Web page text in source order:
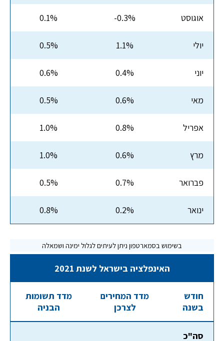
אוגוסט -0.3%
0.1%
יולי 1.1%
0.5%
יוני 0.4%
0.6%
מאי 0.6%
0.5%
אפריל 0.8%
1.0%
מרץ 0.6%
1.0%
פברואר 0.7%
0.5%
ינואר 0.2%
0.8%
האינפלציה בישראל לשנת 2021
חודש
בשנה
מדד המחירים
לצרכן
מדד תשומות
הבניה
סה"כ